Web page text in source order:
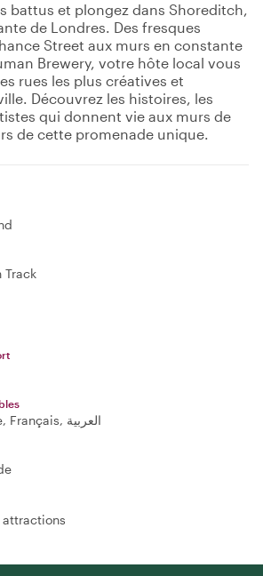
battus et plongez dans Shoreditch,
de Londres. Des fresques
Street aux murs en constante
Brewery, votre hôte local vous
rues les plus créatives et
Découvrez les histoires, les
qui donnent vie aux murs de
de cette promenade unique.
Track
English, Türkçe, Français, العربية
attractions